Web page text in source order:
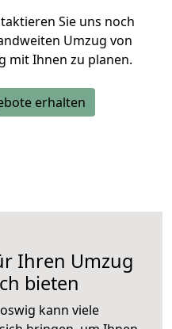
Sie uns noch
Umzug von
mit Ihnen zu planen.
erhalten
Ihren Umzug
bieten
kann viele